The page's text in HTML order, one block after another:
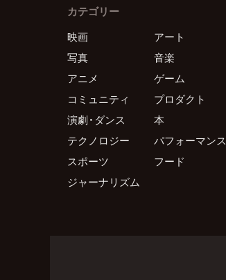
カテゴリー
映画
アート
写真
音楽
アニメ
ゲーム
コミュニティ
プロダクト
演劇・ダンス
本
テクノロジー
パフォーマンス
スポーツ
フード
ジャーナリズム